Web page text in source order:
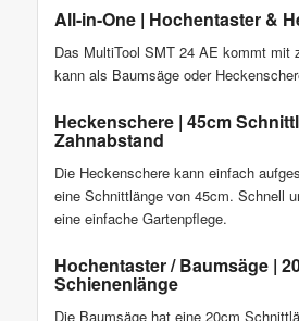
All-in-One | Hochentaster &
Das MultiTool SMT 24 AE kommt mit
kann als Baumsäge oder
Heckenschere | 45cm
Zahnabstand
Die Heckenschere kann einfach
eine Schnittlänge von 45cm. Schnell
eine einfache Gartenpflege.
Hochentaster / Baumsäge |
Schienenlänge
Die Baumsäge hat eine 20cm